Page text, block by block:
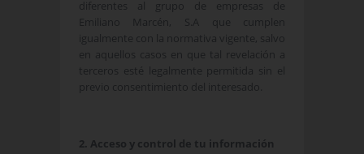
diferentes al grupo de empresas de
Emiliano Marcén, S.A que cumplen
igualmente con la normativa vigente, salvo
en aquellos casos en que tal revelación a
terceros esté legalmente permitida sin el
previo consentimiento del interesado.
2. Acceso y control de tu información